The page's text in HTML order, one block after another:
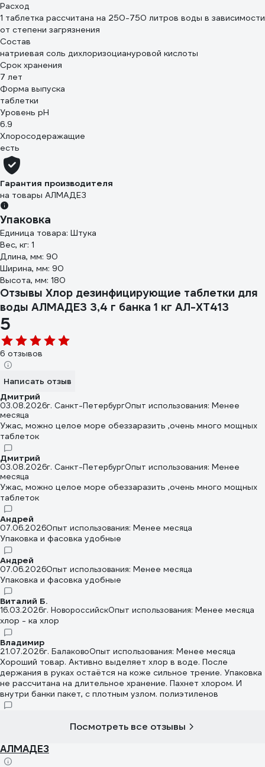
Расход
1 таблетка рассчитана на 250-750 литров воды в зависимости
от степени загрязнения
Состав
натриевая соль дихлоризоциануровой кислоты
Срок хранения
7 лет
Форма выпуска
таблетки
Уровень рН
6.9
Хлоросодеражащие
есть
Гарантия производителя
на товары АЛМАДЕЗ
Упаковка
Единица товара: Штука
Вес, кг: 1
Длина, мм: 90
Ширина, мм: 90
Высота, мм: 180
Отзывы Хлор дезинфицирующие таблетки для
воды АЛМАДЕЗ 3,4 г банка 1 кг АЛ-ХТ413
5
6 отзывов
Написать отзыв
Дмитрий
03.08.2026г. Санкт-ПетербургОпыт использования: Менее
месяца
Ужас, можно целое море обеззаразить ,очень много мощных
таблеток
Дмитрий
03.08.2026г. Санкт-ПетербургОпыт использования: Менее
месяца
Ужас, можно целое море обеззаразить ,очень много мощных
таблеток
Андрей
07.06.2026Опыт использования: Менее месяца
Упаковка и фасовка удобные
Андрей
07.06.2026Опыт использования: Менее месяца
Упаковка и фасовка удобные
Виталий Б.
16.03.2026г. НовороссийскОпыт использования: Менее месяца
хлор - ка хлор
Владимир
21.07.2026г. БалаковоОпыт использования: Менее месяца
Хороший товар. Активно выделяет хлор в воде. После
держания в руках остаётся на коже сильное трение. Упаковка
не рассчитана на длительное хранение. Пахнет хлором. И
внутри банки пакет, с плотным узлом. полиэтиленов
Посмотреть все отзывы
АЛМАДЕЗ